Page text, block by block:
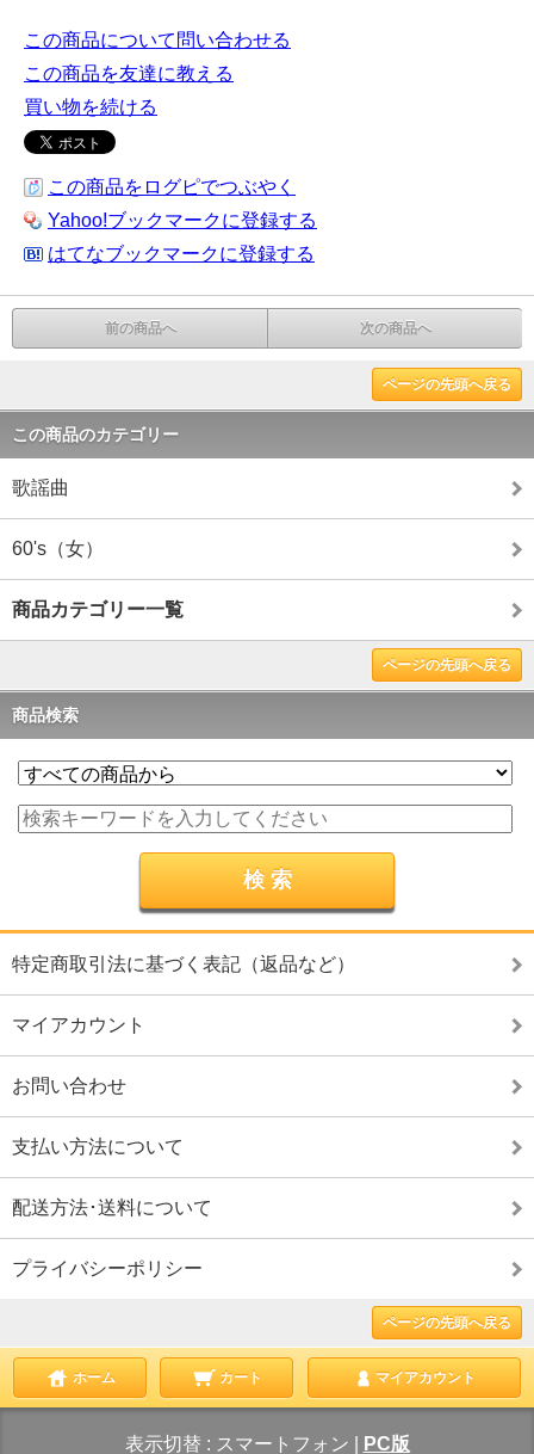
この商品について問い合わせる
この商品を友達に教える
買い物を続ける
この商品をログピでつぶやく
Yahoo!ブックマークに登録する
はてなブックマークに登録する
前の商品へ 次の商品へ
ページの先頭へ戻る
この商品のカテゴリー
歌謡曲
60's（女）
商品カテゴリー一覧
ページの先頭へ戻る
商品検索
特定商取引法に基づく表記（返品など）
マイアカウント
お問い合わせ
支払い方法について
配送方法･送料について
プライバシーポリシー
ページの先頭へ戻る
ホーム カート マイアカウント
表示切替 : スマートフォン PC版